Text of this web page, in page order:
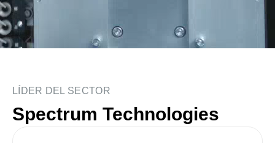
LÍDER DEL SECTOR
Spectrum Technologies